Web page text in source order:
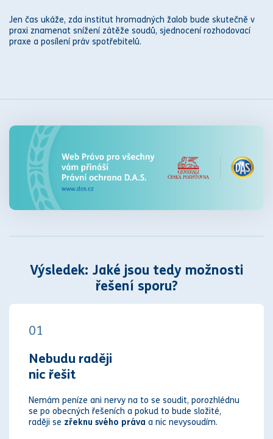
Jen čas ukáže, zda institut hromadných žalob bude skutečně v
praxi znamenat snížení zátěže soudů, sjednocení rozhodovací
praxe a posílenípráv spotřebitelů.
Výsledek: Jaké jsou tedy možnosti
řešení sporu?
01
Nebudu raději
nic řešit
Nemám peníze ani nervy na to se soudit, porozhlédnu
se po obecných řešeních a pokud to bude složité,
raději se zřeknu svého práva a nic nevysoudím.